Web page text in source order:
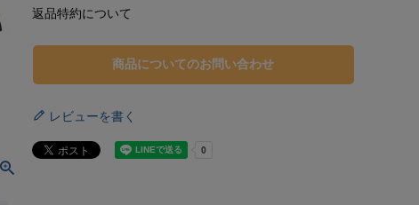
返品特約について
商品についてのお問い合わせ
レビューを書く